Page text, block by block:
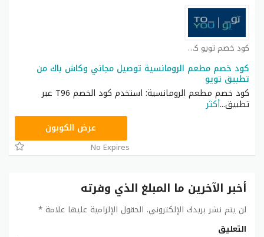
كود خصم تويو كوبون
كود خصم مطعم الرومانسية توصيل مجاني وكاش باك من
تطبيق تويو
كود خصم مطعم الرومانسية: استخدم كود الخصم T96 عبر
تطبيق...أكثر
عرض الكوبون
No Expires
أخبر الآخرين ما المبلغ الذي وفرته
لن يتم نشر بريدك الإلكتروني. الحقول الإلزامية عليها علامة *
التعليق